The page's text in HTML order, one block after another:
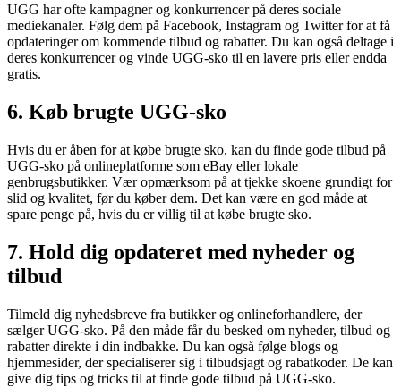
UGG har ofte kampagner og konkurrencer på deres sociale
mediekanaler. Følg dem på Facebook, Instagram og Twitter for at få
opdateringer om kommende tilbud og rabatter. Du kan også deltage i
deres konkurrencer og vinde UGG-sko til en lavere pris eller endda
gratis.
6. Køb brugte UGG-sko
Hvis du er åben for at købe brugte sko, kan du finde gode tilbud på
UGG-sko på onlineplatforme som eBay eller lokale
genbrugsbutikker. Vær opmærksom på at tjekke skoene grundigt for
slid og kvalitet, før du køber dem. Det kan være en god måde at
spare penge på, hvis du er villig til at købe brugte sko.
7. Hold dig opdateret med nyheder og
tilbud
Tilmeld dig nyhedsbreve fra butikker og onlineforhandlere, der
sælger UGG-sko. På den måde får du besked om nyheder, tilbud og
rabatter direkte i din indbakke. Du kan også følge blogs og
hjemmesider, der specialiserer sig i tilbudsjagt og rabatkoder. De kan
give dig tips og tricks til at finde gode tilbud på UGG-sko.